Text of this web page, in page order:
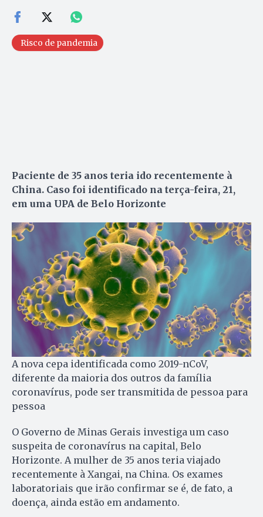
Risco de pandemia
Paciente de 35 anos teria ido recentemente à
China. Caso foi identificado na terça-feira, 21,
em uma UPA de Belo Horizonte
A nova cepa identificada como 2019-nCoV,
diferente da maioria dos outros da família
coronavírus, pode ser transmitida de pessoa para
pessoa
O Governo de Minas Gerais investiga um caso
suspeita de coronavírus na capital, Belo
Horizonte. A mulher de 35 anos teria viajado
recentemente à Xangai, na China. Os exames
laboratoriais que irão confirmar se é, de fato, a
doença, ainda estão em andamento.